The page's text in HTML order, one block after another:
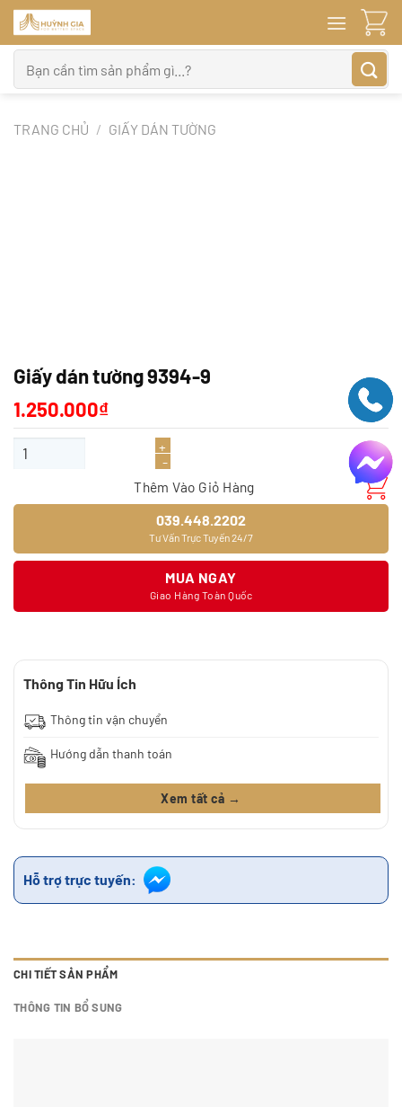
Bỏ
qua
nội
dung
kiếm:
TRANG CHỦ / GIẤY DÁN TƯỜNG
Giấy dán tường 9394-9
1.250.000₫
Giấy dán tường 9394-9 số lượng
Thêm Vào Giỏ Hàng
039.448.2202
Tư Vấn Trực Tuyến 24/7
MUA NGAY
Giao Hàng Toàn Quốc
Thông Tin Hữu Ích
Thông tin vận chuyển
Hướng dẫn thanh toán
Xem tất cả →
Hỗ trợ trực tuyến:
CHI TIẾT SẢN PHẨM
THÔNG TIN BỔ SUNG